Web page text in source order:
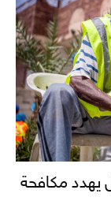
يهدد مكافحة